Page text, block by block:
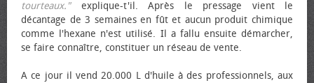
tourteaux."explique-t'il. Après le pressage vient le
décantage de 3 semaines en fût et aucun produit chimique
comme l'hexane n'est utilisé. Il a fallu ensuite démarcher,
se faire connaître, constituer un réseau de vente.
A ce jour il vend 20.000 L d'huile à des professionnels, aux